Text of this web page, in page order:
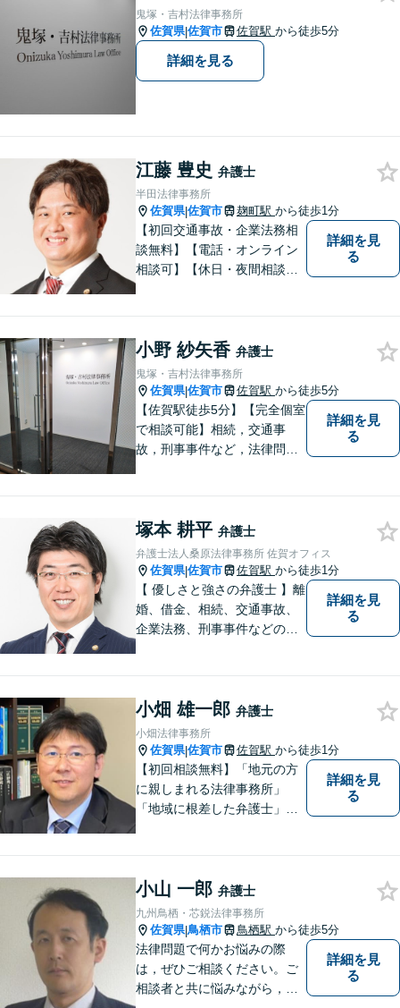
鬼塚・吉村法律事務所
佐賀県|佐賀市 佐賀駅 から徒歩5分
詳細を見る
江藤 豊史 弁護士
半田法律事務所
佐賀県|佐賀市 麹町駅 から徒歩1分
【初回交通事故・企業法務相
談無料】【電話・オンライン
相談可】【休日・夜間相談
詳細を見
る
小野 紗矢香 弁護士
鬼塚・吉村法律事務所
佐賀県|佐賀市 佐賀駅 から徒歩5分
【佐賀駅徒歩5分】【完全個室
で相談可能】相続，交通事
故，刑事事件など，法律問題
お持ち帰りいただけるよう，
全力を尽くします。
詳細を見
る
塚本 耕平 弁護士
弁護士法人桑原法律事務所 佐賀オフィス
佐賀県|佐賀市 佐賀駅 から徒歩1分
【 優しさと強さの弁護士 】離
婚、借金、相続、交通事故、
企業法務、刑事事件などのご
なリーガルサービスを提供い
たします。
詳細を見
る
小畑 雄一郎 弁護士
小畑法律事務所
佐賀県|佐賀市 佐賀駅 から徒歩1分
【初回相談無料】「地元の方
に親しまれる法律事務所」
「地域に根差した弁護士」を
など幅広く対応しております
ので、まずはお気軽にご相談
下さい。【JR佐賀駅1分】
【子連れ相談可】
詳細を見
る
小山 一郎 弁護士
九州鳥栖・芯鋭法律事務所
佐賀県|鳥栖市 鳥栖駅 から徒歩5分
法律問題で何かお悩みの際
は，ぜひご相談ください。ご
相談者と共に悩みながら，い
詳細を見
る